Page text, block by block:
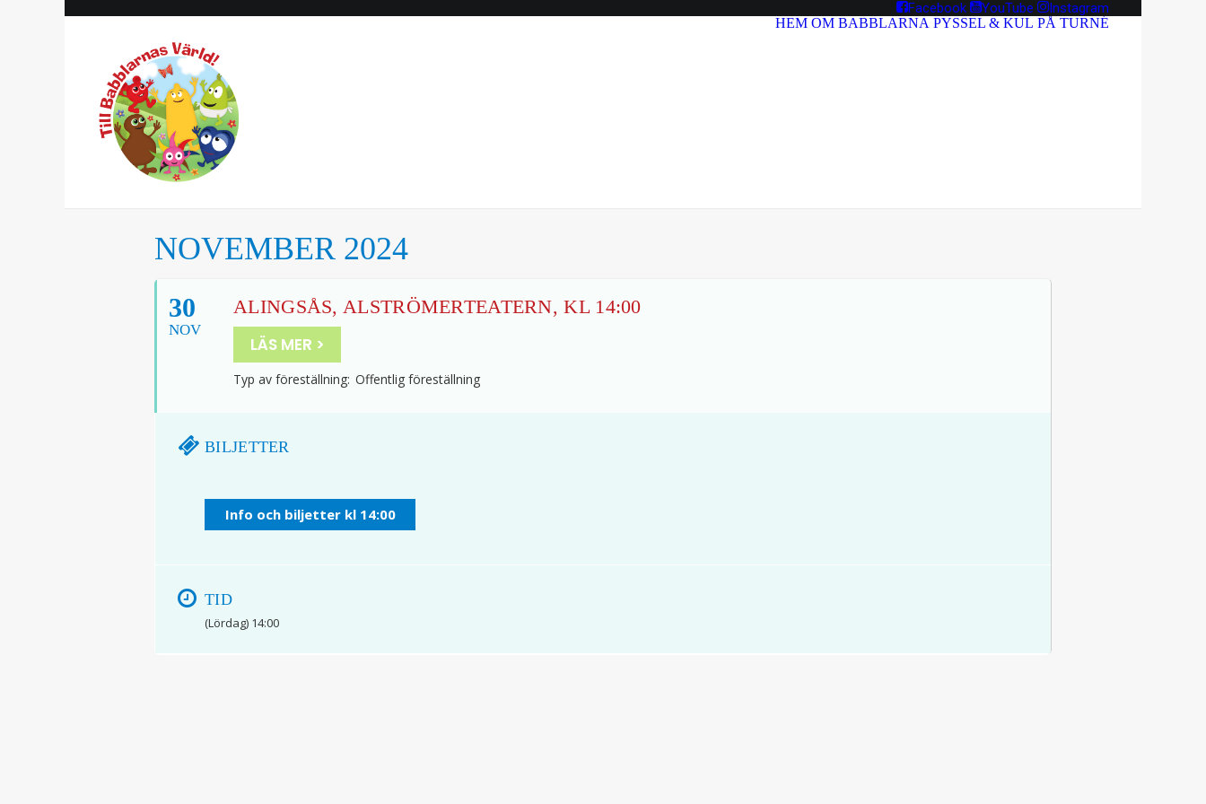
Facebook YouTube Instagram
HEM OM BABBLARNA PYSSEL & KUL PÅ TURNÉ
NOVEMBER 2024
30
NOV
ALINGSÅS, ALSTRÖMERTEATERN, KL 14:00
LÄS MER >
Typ av föreställning: Offentlig föreställning
BILJETTER
Info och biljetter kl 14:00
TID
(Lördag) 14:00